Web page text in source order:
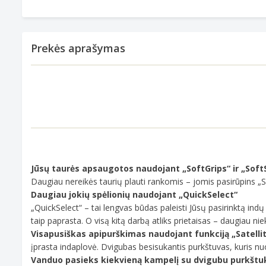
Prekės aprašymas
Jūsų taurės apsaugotos naudojant „SoftGrips“ ir
Daugiau nereikės taurių plauti rankomis – jomis pasirūpins
Daugiau jokių spėlionių naudojant „QuickSelect“
„QuickSelect“ – tai lengvas būdas paleisti Jūsų pasirinktą
taip paprasta. O visą kitą darbą atliks prietaisas – daugiau
Visapusiškas apipurškimas naudojant funkciją
įprasta indaplovė. Dvigubas besisukantis purkštuvas, kuris
Vanduo pasieks kiekvieną kampelį su dvigubu